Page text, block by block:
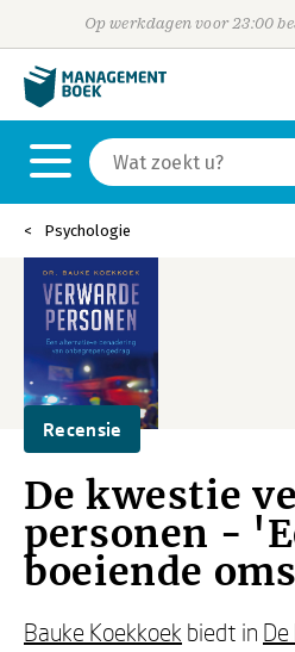
Op werkdagen voor 23:00
Psychologie
Recensie
De kwestie
personen -
boeiende
Bauke Koekkoek biedt in